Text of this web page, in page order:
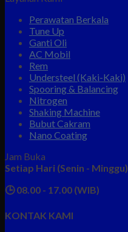
Perawatan Berkala
Tune Up
Ganti Oli
AC Mobil
Rem
Understeel (Kaki-Kaki)
Spooring & Balancing
Nitrogen
Shaking Machine
Bubut Cakram
Nano Coating
Jam Buka
Setiap Hari (Senin - Minggu)
🕒 08.00 - 17.00 (WIB)
KONTAK KAMI